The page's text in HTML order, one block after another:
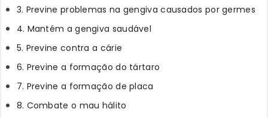
3. Previne problemas na gengiva causados por germes
4. Mantém a gengiva saudável
5. Previne contra a cárie
6. Previne a formação do tártaro
7. Previne a formação de placa
8. Combate o mau hálito